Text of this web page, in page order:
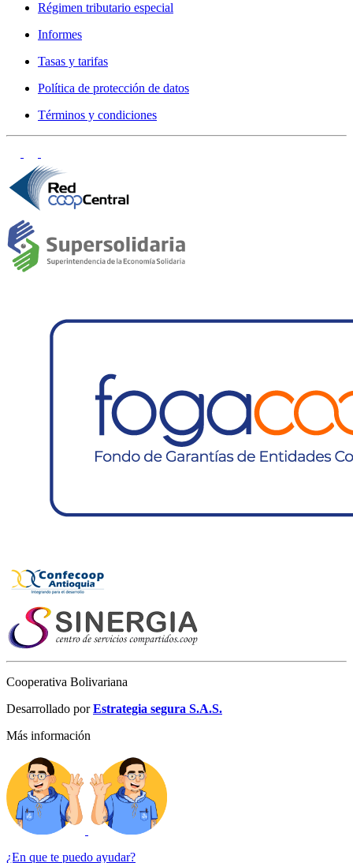
Régimen tributario especial
Informes
Tasas y tarifas
Política de protección de datos
Términos y condiciones
Cooperativa Bolivariana
Desarrollado porEstrategia segura S.A.S.
Más información
¿En que te puedo ayudar?